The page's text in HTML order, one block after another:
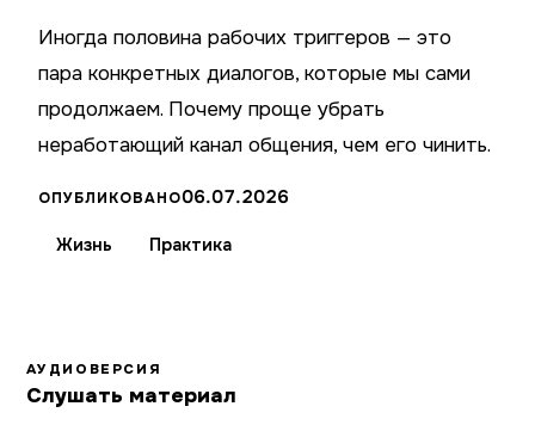
Иногда половина рабочих триггеров — это
пара конкретных диалогов, которые мы сами
продолжаем. Почему проще убрать
неработающий канал общения, чем его чинить.
ОПУБЛИКОВАНО06.07.2026
Жизнь Практика
АУДИОВЕРСИЯ
Слушать материал